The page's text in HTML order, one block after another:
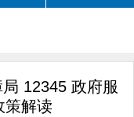
12345 政府服
策解读